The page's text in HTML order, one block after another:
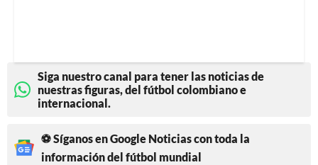
Siga nuestro canal para tener las noticias de
nuestras figuras, del fútbol colombiano e
internacional.
⚽ Síganos en Google Noticias con toda la
información del fútbol mundial